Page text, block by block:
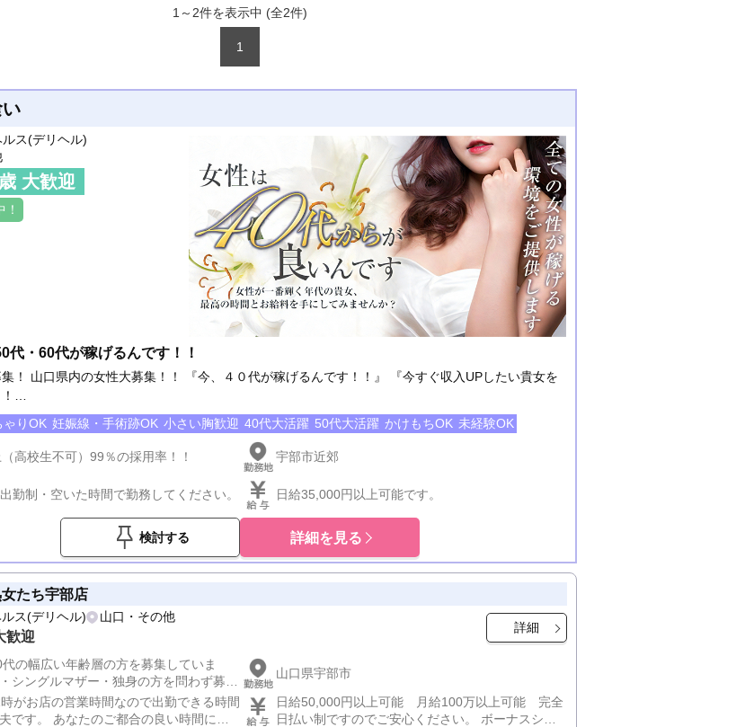
1～2件を表示中 (全2件)
1
ス(デリヘル)
歳 大歓迎
代・60代が稼げるんです！！
！ 山口県内の女性大募集！！ 『今、４０代が稼げるんです！！』 『今すぐ収入UPしたい貴女を
…
ゃりOK 妊娠線・手術跡OK 小さい胸歓迎 40代大活躍 50代大活躍 かけもちOK 未経験OK
高校生不可）99％の採用率！！ 宇部市近郊
勤制・空いた時間で勤務してください。 日給35,000円以上可能です。
検討する 詳細を見る
たち宇部店
ス(デリヘル) 山口・その他
歓迎
詳細
の幅広い年齢層の方を募集していま
シングルマザー・独身の方を問わず募集
。 マニュアルを用意してるので未経験
だけでお仕事できます。 ※18歳未満
山口県宇部市
がお店の営業時間なので出勤できる時間
です。 あなたのご都合の良い時間に効
日給50,000円以上可能 月給100万以上可能 完全
日払い制ですのでご安心ください。 ボーナスシス